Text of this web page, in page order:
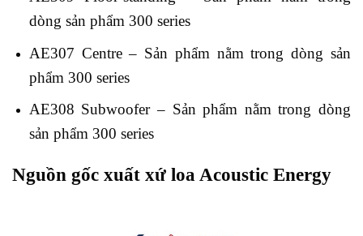
dòng sản phẩm 300 series
AE307 Centre – Sản phẩm nằm trong dòng sản
phẩm 300 series
AE308 Subwoofer – Sản phẩm nằm trong dòng
sản phẩm 300 series
Nguồn gốc xuất xứ loa Acoustic Energy